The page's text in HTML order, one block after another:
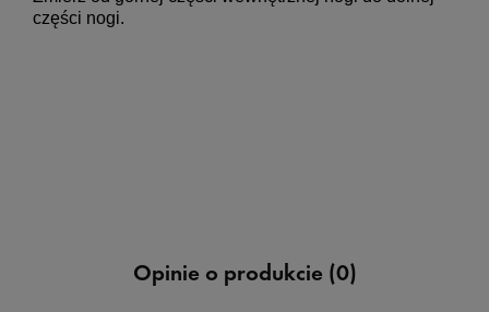
części nogi.
Opinie o produkcie (0)